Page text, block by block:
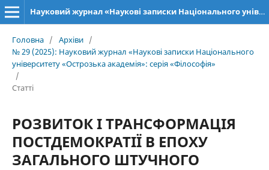
Науковий журнал «Наукові записки Національного університету «Острозька академія»: серія «Філософія»
Головна / Архіви /
№ 29 (2025): Науковий журнал «Наукові записки Національного
університету «Острозька академія»: серія «Філософія»
/
Статті
РОЗВИТОК І ТРАНСФОРМАЦІЯ
ПОСТДЕМОКРАТІЇ В ЕПОХУ
ЗАГАЛЬНОГО ШТУЧНОГО